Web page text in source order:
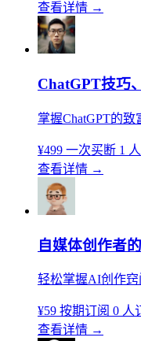
查看详情 →
ChatGPT技巧
掌握ChatGPT的致
¥499 一次买断 1
查看详情 →
自媒体创作者
轻松掌握AI创作窍
¥59 按期订阅 0 人
查看详情 →